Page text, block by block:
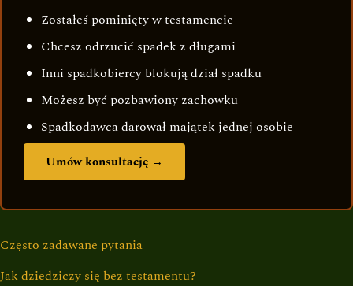
Zostałeś pominięty w testamencie
Chcesz odrzucić spadek z długami
Inni spadkobiercy blokują dział spadku
Możesz być pozbawiony zachowku
Spadkodawca darował majątek jednej osobie
Umów konsultację →
Często zadawane pytania
Jak dziedziczy się bez testamentu?